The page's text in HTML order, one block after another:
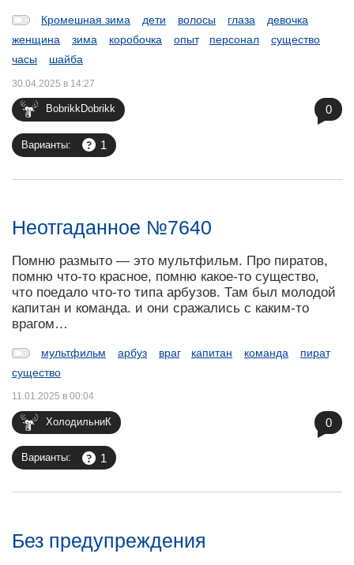
Кромешная зима дети волосы глаза
девочка
женщина
зима коробочка опыт персонал
существо
часы
шайба
BobrikkDobrikk
30.04.2025 в 14:27
Варианты: 1
0
Неотгаданное №7640
Помню размыто — это мультфильм. Про пиратов,
помню что-то красное, помню какое-то существо,
что поедало что-то типа арбузов. Там был молодой
капитан и команда. и они сражались с каким-то
врагом…
мультфильм арбуз враг капитан команда
пират
существо
ХолодильниК
11.01.2025 в 00:04
Варианты: 1
0
Без предупреждения